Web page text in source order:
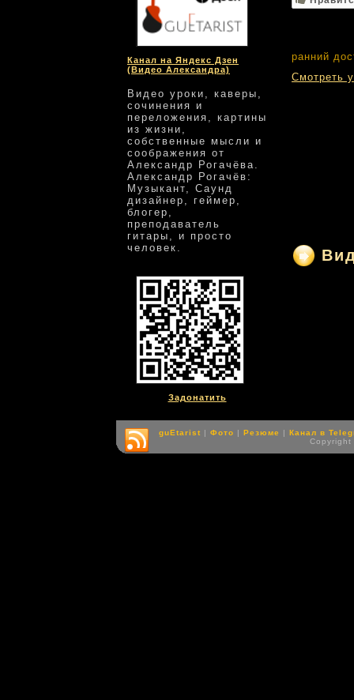
Канал на Яндекс Дзен
(Видео Александра)
Видео уроки, каверы,
сочинения и
переложения, картины
из жизни,
собственные мысли и
соображения от
Александр Рогачёва.
Александр Рогачёв:
Музыкант, Саунд
дизайнер, геймер,
блогер,
преподаватель
гитары, и просто
человек.
Задонатить
ранний
Смотреть
guEtarist | Фото | Резюме | Канал в